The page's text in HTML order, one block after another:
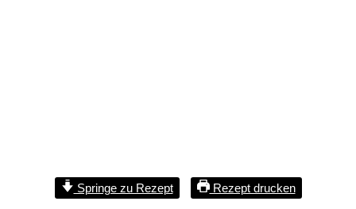
Springe zu Rezept Rezept drucken